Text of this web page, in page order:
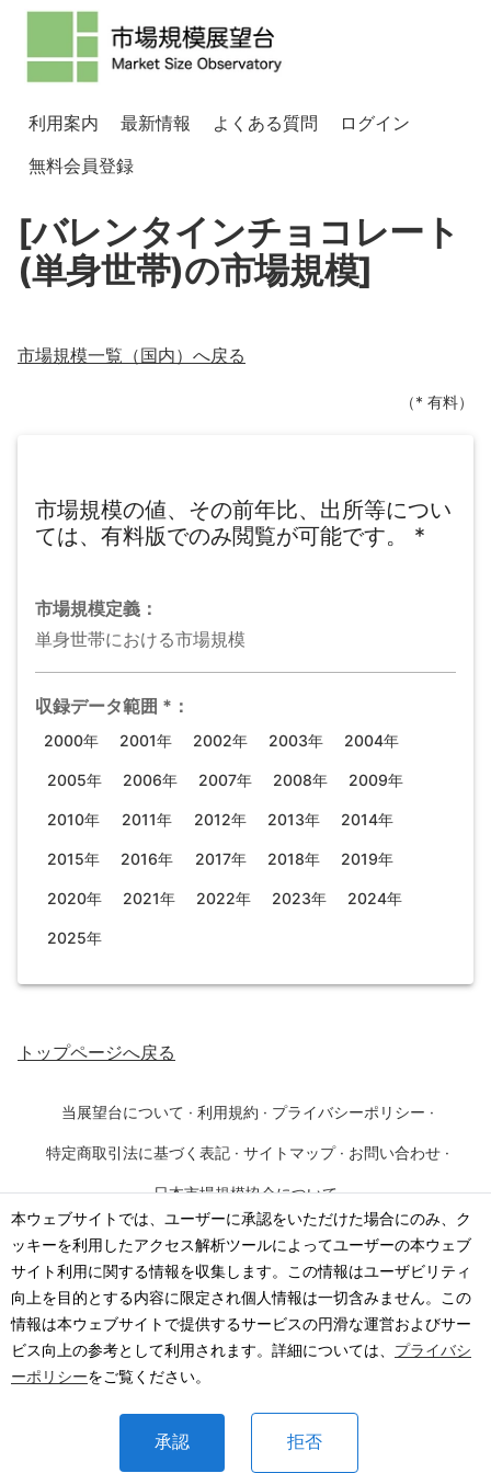
本ウェブサイトでは、ユーザーに承認をいただけた場合にのみ、ク
ッキーを利用したアクセス解析ツールによってユーザーの本ウェブ
サイト利用に関する情報を収集します。この情報はユーザビリティ
向上を目的とする内容に限定され個人情報は一切含みません。この
情報は本ウェブサイトで提供するサービスの円滑な運営およびサー
ビス向上の参考として利用されます。詳細については、 プライバシ
ーポリシーをご覧ください。
承認 拒否
利用案内 最新情報 よくある質問
ログイン
無料会員登録
[バレンタインチョコレート
(単身世帯)の市場規模]
市場規模一覧（国内）へ戻る
（* 有料）
市場規模の値、その前年比、出所等につい
ては、有料版でのみ閲覧が可能です。
*
市場規模定義：
単身世帯における市場規模
収録データ範囲 * ：
2000年 2001年 2002年 2003年 2004年
2005年 2006年 2007年 2008年 2009年
2010年 2011年 2012年 2013年 2014年
2015年 2016年 2017年 2018年 2019年
2020年 2021年 2022年 2023年 2024年
2025年
トップページへ戻る
当展望台について · 利用規約 · プライバシーポリシー ·
特定商取引法に基づく表記 · サイトマップ · お問い合わせ ·
日本市場規模協会について
©2026· 一般社団法人 日本市場規模協会